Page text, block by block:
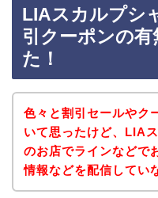
LIAスカルプシ
引クーポンの
た！
色々と割引セールやク
いて思ったけど、LIA
のお店でラインなどで
情報などを配信してい